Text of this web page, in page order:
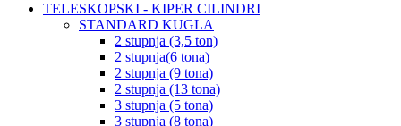
TELESKOPSKI - KIPER CILINDRI
STANDARD KUGLA
2 stupnja (3,5 ton)
2 stupnja(6 tona)
2 stupnja (9 tona)
2 stupnja (13 tona)
3 stupnja (5 tona)
3 stupnja (8 tona)